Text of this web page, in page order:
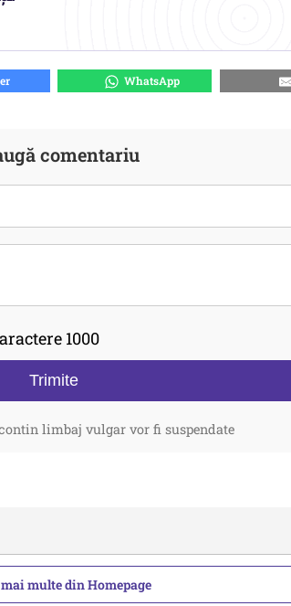
WhatsApp
comentariu
1000
Trimite
limbaj vulgar vor fi suspendate
multe din Homepage